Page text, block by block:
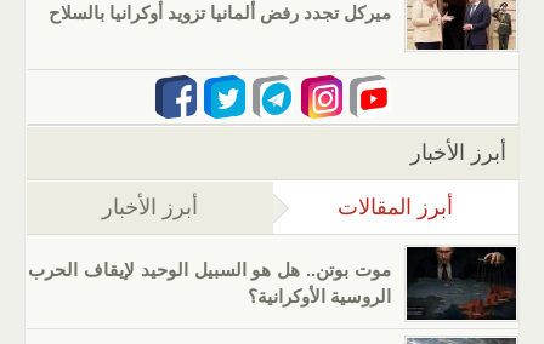
ميركل تجدد رفض ألمانيا تزويد أوكرانيا بالسلاح
أبرز الأخبار
أبرز المقالات (علامة التبويب النشطة)
أبرز الأخبار
موت بوتن.. هل هو السبيل الوحيد لإيقاف الحرب
الروسية الأوكرانية؟